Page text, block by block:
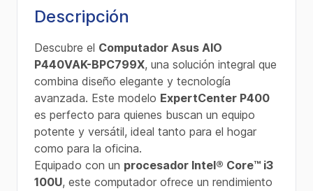
Descripción
Descubre el Computador Asus AIO
P440VAK-BPC799X, una solución integral que
combina diseño elegante y tecnología
avanzada. Este modelo ExpertCenter P400
es perfecto para quienes buscan un equipo
potente y versátil, ideal tanto para el hogar
como para la oficina.
Equipado con un procesador Intel® Core™ i3
100U, este computador ofrece un rendimiento